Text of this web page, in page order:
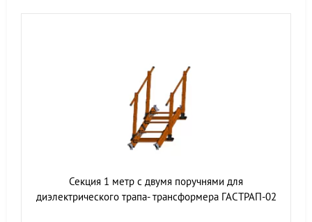
Секция 1 метр с двумя поручнями для
диэлектрического трапа- трансформера ГАСТРАП-02